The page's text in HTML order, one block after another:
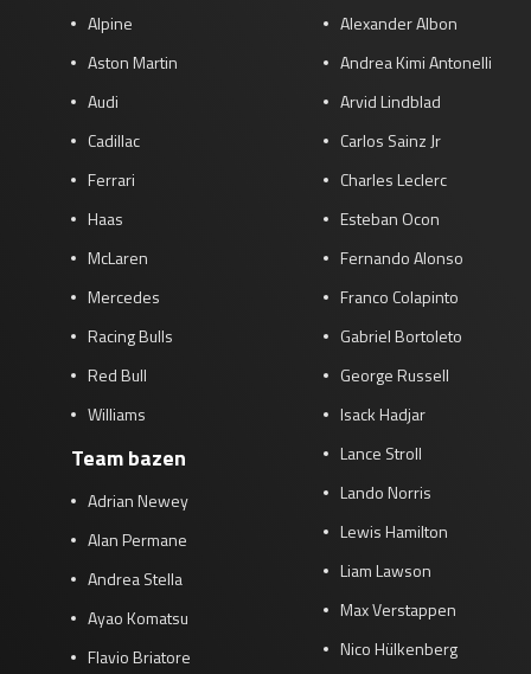
Alpine
Aston Martin
Audi
Cadillac
Ferrari
Haas
McLaren
Mercedes
Racing Bulls
Red Bull
Williams
Team bazen
Adrian Newey
Alan Permane
Andrea Stella
Ayao Komatsu
Flavio Briatore
Alexander Albon
Andrea Kimi Antonelli
Arvid Lindblad
Carlos Sainz Jr
Charles Leclerc
Esteban Ocon
Fernando Alonso
Franco Colapinto
Gabriel Bortoleto
George Russell
Isack Hadjar
Lance Stroll
Lando Norris
Lewis Hamilton
Liam Lawson
Max Verstappen
Nico Hülkenberg